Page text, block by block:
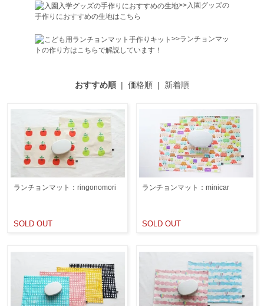
>>入園グッズの
手作りにおすすめの生地はこちら
>>ランチョンマッ
トの作り方はこちらで解説しています！
おすすめ順| 価格順 | 新着順
ランチョンマット：ringonomori
SOLD OUT
ランチョンマット：minicar
SOLD OUT